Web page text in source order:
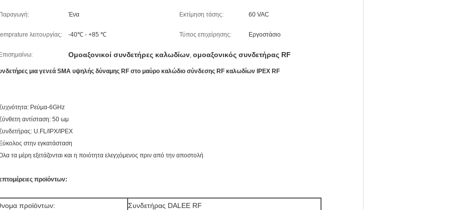
Παραγωγή: Ένα Εκτίμηση τάσης: 60 VAC
λειτουργίας: -40℃ - +85 ℃ Τύπος επιχείρησης: Εργοστάσιο
Επισημαίνω: Ομοαξονικοί συνδετήρες καλωδίων, ομοαξονικός συνδετήρας RF
μια γενεά SMA υψηλής δύναμης RF στο μαύρο καλώδιο σύνδεσης RF καλωδίων IPEX RF
Ρεύμα-6GHz
αντίσταση: 50 ωμ
U.FL/IPX/IPEX
στην εγκατάσταση
τα μέρη εξετάζονται και η ποιότητα ελεγχόμενος πριν από την αποστολή
προϊόντων:
προϊόντων:
Συνδετήρας DALEE RF